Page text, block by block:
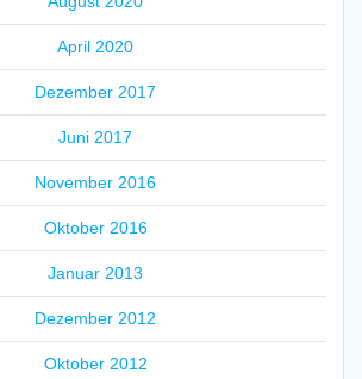
April 2020
Dezember 2017
Juni 2017
November 2016
Oktober 2016
Januar 2013
Dezember 2012
Oktober 2012